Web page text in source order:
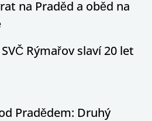
na Praděd a oběd na
SVČ Rýmařov slaví 20 let
Pradědem: Druhý